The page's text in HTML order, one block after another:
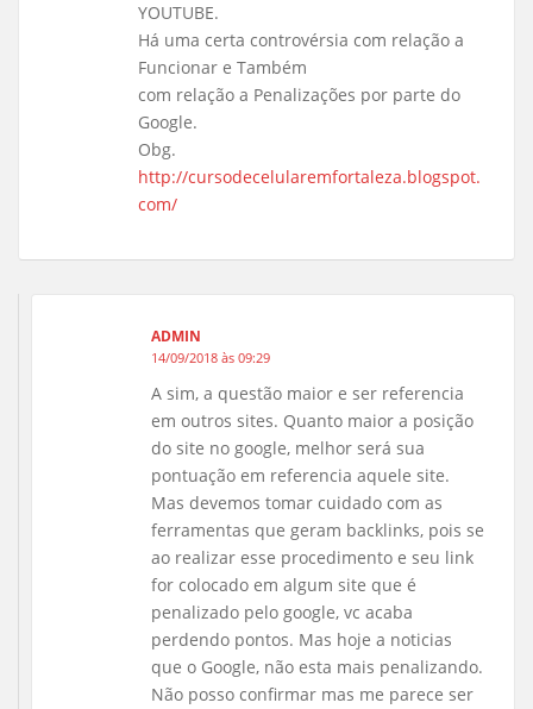
YOUTUBE.
Há uma certa controvérsia com relação a
Funcionar e Também
com relação a Penalizações por parte do
Google.
Obg.
http://cursodecelularemfortaleza.blogspot.
com/
ADMIN
14/09/2018 às 09:29
A sim, a questão maior e ser referencia
em outros sites. Quanto maior a posição
do site no google, melhor será sua
pontuação em referencia aquele site.
Mas devemos tomar cuidado com as
ferramentas que geram backlinks, pois se
ao realizar esse procedimento e seu link
for colocado em algum site que é
penalizado pelo google, vc acaba
perdendo pontos. Mas hoje a noticias
que o Google, não esta mais penalizando.
Não posso confirmar mas me parece ser